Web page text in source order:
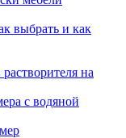
выбрать и как
на
с водяной